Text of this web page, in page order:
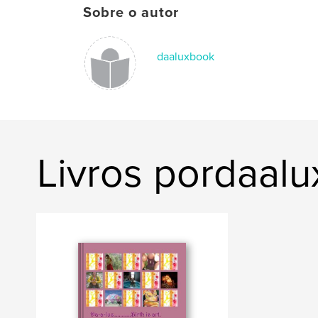
Sobre o autor
daaluxbook
Livros